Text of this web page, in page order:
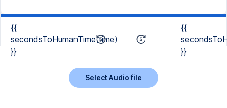
{{
secondsToHumanTime(time)
}}
{{
}}
Select Audio file